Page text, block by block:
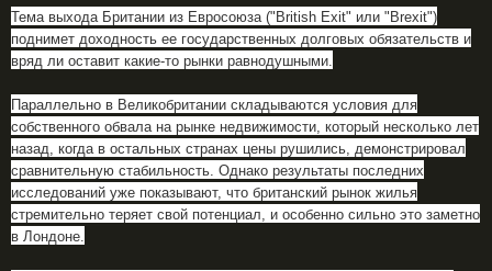
Тема выхода Британии из Евросоюза ("British Exit" или "Brexit")
поднимет доходность ее государственных долговых обязательств и
вряд ли оставит какие-то рынки равнодушными.
Параллельно в Великобритании складываются условия для
собственного обвала на рынке недвижимости, который несколько лет
назад, когда в остальных странах цены рушились, демонстрировал
сравнительную стабильность. Однако результаты последних
исследований уже показывают, что британский рынок жилья
стремительно теряет свой потенциал, и особенно сильно это заметно
в Лондоне.